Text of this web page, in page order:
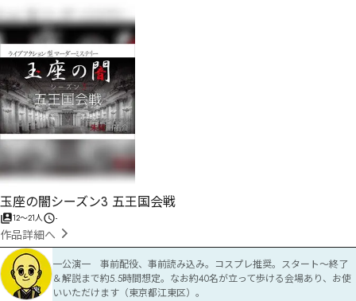
玉座の闇シーズン3 五王国会戦
12〜21人 -
作品詳細へ
一公演一　事前配役、事前読み込み。コスプレ推奨。スタート〜終了
＆解説まで約5.5時間想定。なお約40名が立って歩ける会場あり、お使
いいただけます（東京都江東区）。